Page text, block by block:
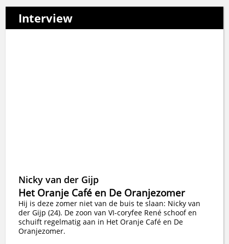
Interview
Nicky van der Gijp
Het Oranje Café en De Oranjezomer
Hij is deze zomer niet van de buis te slaan: Nicky van
der Gijp (24). De zoon van VI-coryfee René schoof en
schuift regelmatig aan in Het Oranje Café en De
Oranjezomer.